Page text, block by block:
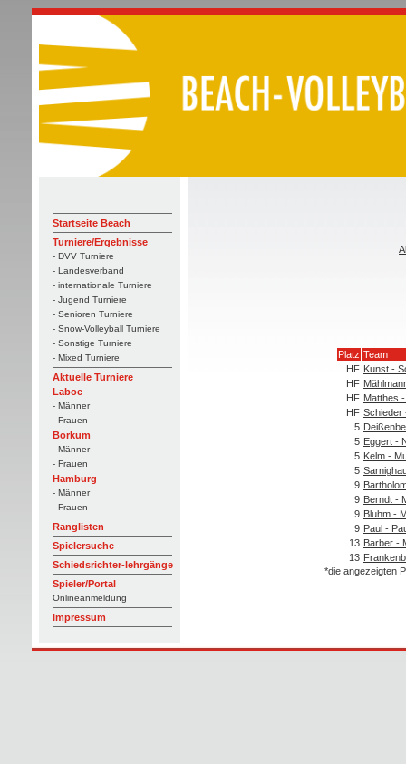
Startseite Beach
Turniere/Ergebnisse
- DVV Turniere
- Landesverband
- internationale Turniere
- Jugend Turniere
- Senioren Turniere
- Snow-Volleyball Turniere
- Sonstige Turniere
- Mixed Turniere
Aktuelle Turniere
Laboe
- Männer
- Frauen
Borkum
- Männer
- Frauen
Hamburg
- Männer
- Frauen
Ranglisten
Spielersuche
Schiedsrichter-lehrgänge
Spieler/Portal
Onlineanmeldung
Impressum
Platz Team
HF Kunst -
HF
HF Matthes
HF Schieder
5
5 Eggert -
5 Kelm -
5
9
9 Berndt -
9 Bluhm -
9 Paul -
13 Barber -
13
*die angezeigten